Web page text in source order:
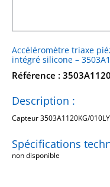
Accéléromètre triaxe
intégré silicone –
Référence :
Spécifications
non disponible
Description :
Capteur 3503A1120KG/010LY